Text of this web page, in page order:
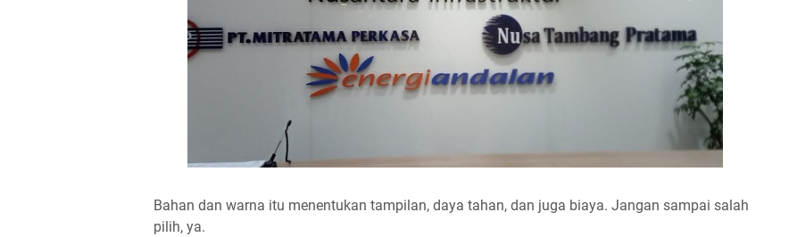
Bahan dan warna itu menentukan tampilan, daya tahan, dan juga biaya. Jangan sampai salah
pilih, ya.